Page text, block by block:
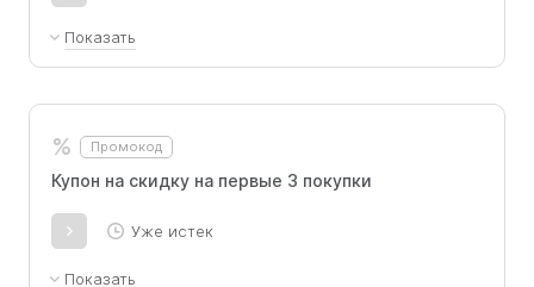
Показать
скидка 5%, ⁠второй заказ - скидка 7%, ⁠третий
% Промокод
Купон на скидку на первые 3 покупки
Уже истек
Показать